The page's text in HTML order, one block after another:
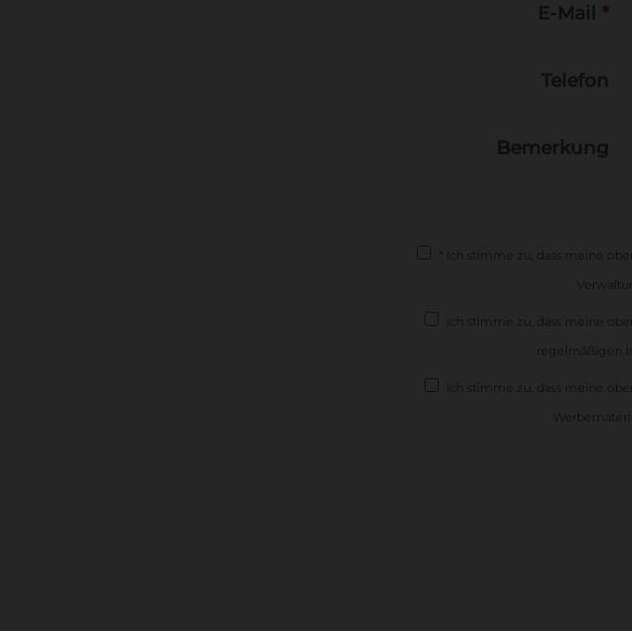
E-Mail *
Telefon
Bemerkung
Ich stimme zu, dass meine
Ich stimme zu, dass meine
Ich stimme zu, dass meine